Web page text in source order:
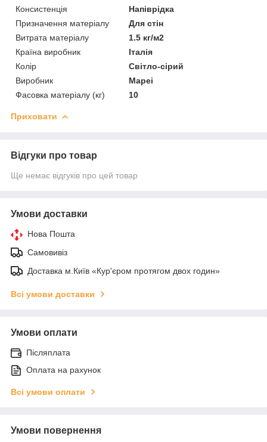
Консистенція
Напіврідка
Призначення матеріалу
Для стін
Витрата матеріалу
1.5 кг/м2
Країна виробник
Італія
Колір
Світло-сірий
Виробник
Mapei
Фасовка матеріалу (кг)
10
Приховати
Відгуки про товар
Ще немає відгуків про цей товар
Умови доставки
Нова Пошта
Самовивіз
Доставка м.Київ «Кур'єром протягом двох годин»
Всі умови доставки
Умови оплати
Післяплата
Оплата на рахунок
Всі умови оплати
Умови повернення